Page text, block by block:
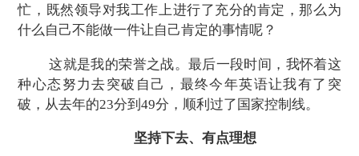
忙，既然领导对我工作上进行了充分的肯定，那么为
什么自己不能做一件让自己肯定的事情呢？
这就是我的荣誉之战。最后一段时间，我怀着这
种心态努力去突破自己，最终今年英语让我有了突
破，从去年的23分到49分，顺利过了国家控制线。
坚持下去、有点理想